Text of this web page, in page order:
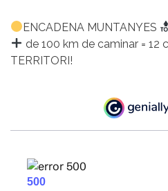
ENCADENA MUNTANYES
de 100 km de caminar = 12
TERRITORI!